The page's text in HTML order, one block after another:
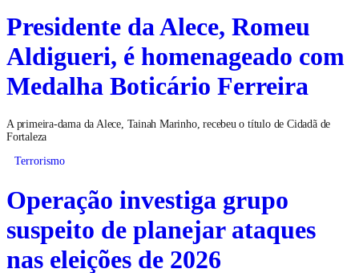
Presidente da Alece, Romeu
Aldigueri, é homenageado com
Medalha Boticário Ferreira
A primeira-dama da Alece, Tainah Marinho, recebeu o título de Cidadã de
Fortaleza
Terrorismo
Operação investiga grupo
suspeito de planejar ataques
nas eleições de 2026